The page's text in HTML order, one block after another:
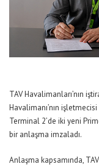
TAV Havalimanları’nın
Havalimanı’nın
Terminal 2’de iki yeni
bir anlaşma imzaladı.
Anlaşma kapsamında,